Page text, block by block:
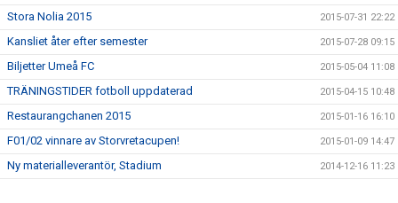
Stora Nolia 2015 2015-07-31 22:22
Kansliet åter efter semester 2015-07-28 09:15
Biljetter Umeå FC 2015-05-04 11:08
TRÄNINGSTIDER fotboll uppdaterad 2015-04-15 10:48
Restaurangchanen 2015 2015-01-16 16:10
F01/02 vinnare av Storvretacupen! 2015-01-09 14:47
Ny materialleverantör, Stadium 2014-12-16 11:23